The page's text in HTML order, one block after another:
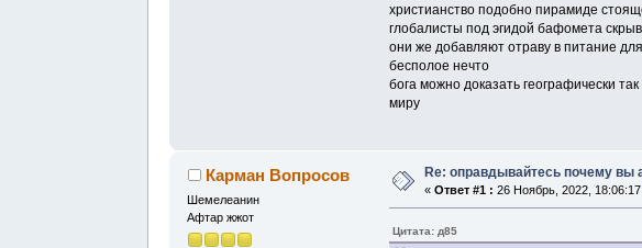
христианство подобно пирамиде
глобалисты под эгидой бафомета
они же добавляют отраву в питание
бесполое нечто
бога можно доказать географически
миру
Карман Вопросов
Шемелеанин
Афтар жжот
Re: оправдывайтесь почему вы
«Ответ #1 : 26 Ноябрь, 2022,
Цитата: д85